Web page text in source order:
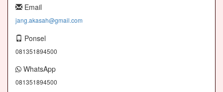
Email
jang.akasah@gmail.com
Ponsel
081351894500
WhatsApp
081351894500